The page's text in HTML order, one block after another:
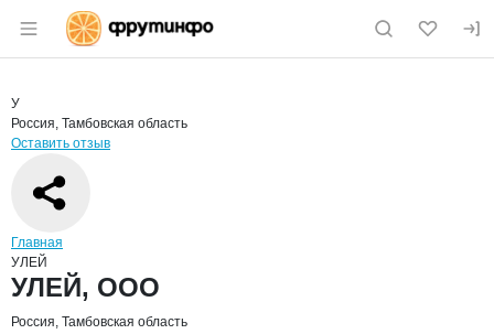
Раздел навигации по сайту fruitinfo.ru
Страница компании
Страница компании
Краткая информация о компании
У
Россия, Тамбовская область
Оставить отзыв
Навигация по сайту
Главная
УЛЕЙ
Основная информация о компании
УЛЕЙ, ООО
Россия, Тамбовская область